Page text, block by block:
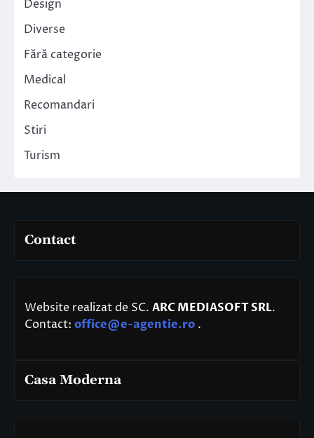
Design
Diverse
Fără categorie
Medical
Recomandari
Stiri
Turism
Contact
Website realizat de SC. ARC MEDIASOFT SRL.
Contact: office@e-agentie.ro .
Casa Moderna